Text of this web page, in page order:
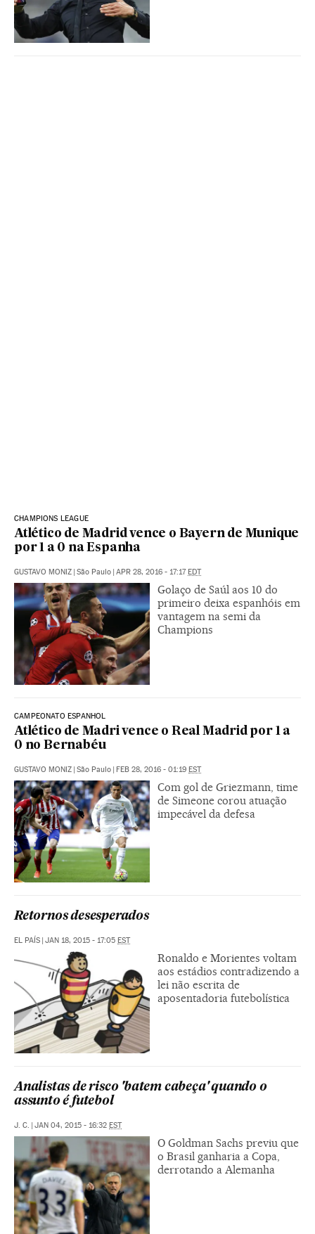
CHAMPIONS LEAGUE
Atlético de Madrid vence o Bayern de Munique
por 1 a 0 na Espanha
GUSTAVO MONIZ São Paulo APR 28, 2016 - 17:17 EDT
Golaço de Saúl aos 10 do
primeiro deixa espanhóis em
vantagem na semi da
Champions
CAMPEONATO ESPANHOL
Atlético de Madri vence o Real Madrid por 1 a
0 no Bernabéu
GUSTAVO MONIZ São Paulo FEB 28, 2016 - 01:19 EST
Com gol de Griezmann, time
de Simeone corou atuação
impecável da defesa
Retornos desesperados
EL PAÍS | JAN 18, 2015 - 17:05 EST
Ronaldo e Morientes voltam
aos estádios contradizendo a
lei não escrita de
aposentadoria futebolística
Analistas de risco 'batem cabeça' quando o
assunto é futebol
J. C. | JAN 04, 2015 - 16:32 EST
O Goldman Sachs previu que
o Brasil ganharia a Copa,
derrotando a Alemanha